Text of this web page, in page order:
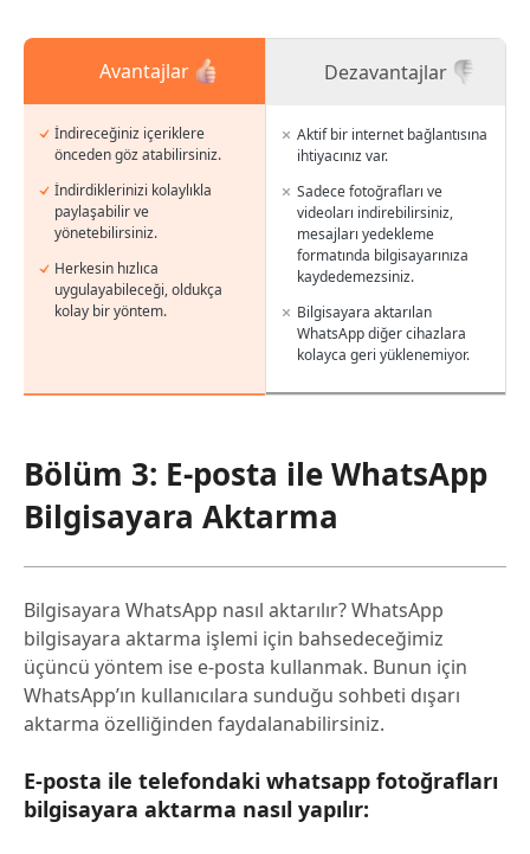
Avantajlar
İndireceğiniz içeriklere
önceden göz atabilirsiniz.
İndirdiklerinizi kolaylıkla
paylaşabilir ve
yönetebilirsiniz.
Herkesin hızlıca
uygulayabileceği, oldukça
kolay bir yöntem.
Dezavantajlar
Aktif bir internet bağlantısına
ihtiyacınız var.
Sadece fotoğrafları ve
videoları indirebilirsiniz,
mesajları yedekleme
formatında bilgisayarınıza
kaydedemezsiniz.
Bilgisayara aktarılan
WhatsApp diğer cihazlara
kolayca geri yüklenemiyor.
Bölüm 3: E-posta ile WhatsApp
Bilgisayara Aktarma
Bilgisayara WhatsApp nasıl aktarılır? WhatsApp
bilgisayara aktarma işlemi için bahsedeceğimiz
üçüncü yöntem ise e-posta kullanmak. Bunun için
WhatsApp’ın kullanıcılara sunduğu sohbeti dışarı
aktarma özelliğinden faydalanabilirsiniz.
E-posta ile telefondaki whatsapp fotoğrafları
bilgisayara aktarma nasıl yapılır: